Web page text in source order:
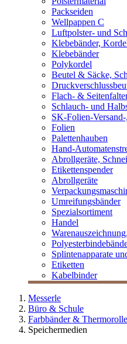
Packseiden
Wellpappen C
Luftpolster- und
Klebebänder,
Klebebänder
Polykordel
Beutel & Säcke,
Flach- &
Schlauch- und
SK-Folien-
Folien
Palettenhauben
Hand-
Abrollgeräte,
Etikettenspender
Abrollgeräte
Umreifungsbänder
Spezialsortiment
Handel
Splintenapparate
Etiketten
Kabelbinder
Messerle
Büro & Schule
Farbbänder &
Speichermedien